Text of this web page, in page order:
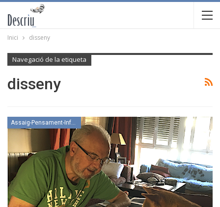
Inici disseny
Navegació de la etiqueta
disseny
Assaig-Pensament-Informació